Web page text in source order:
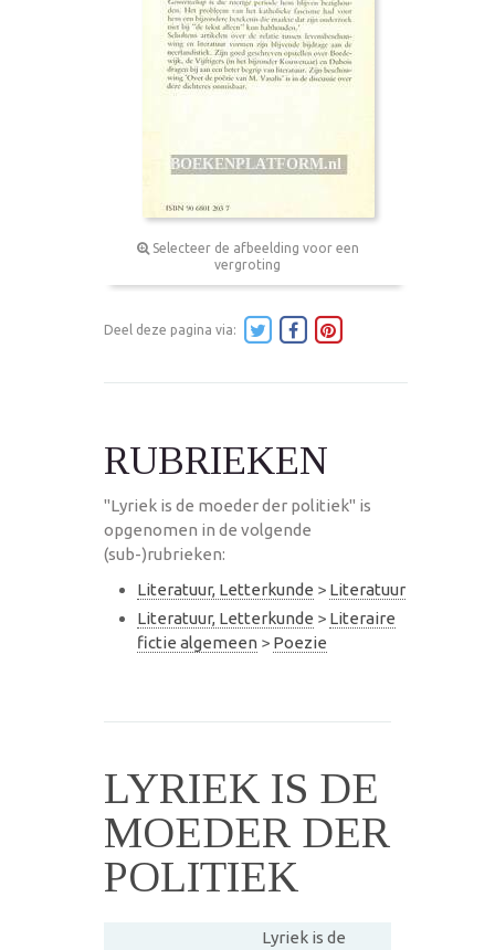
Selecteer de afbeelding voor een
vergroting
Deel deze pagina via:
RUBRIEKEN
"Lyriek is de moeder der politiek" is
opgenomen in de volgende
(sub-)rubrieken:
Literatuur, Letterkunde > Literatuur
Literatuur, Letterkunde > Literaire
fictie algemeen > Poezie
LYRIEK IS DE
MOEDER DER
POLITIEK
Lyriek is de